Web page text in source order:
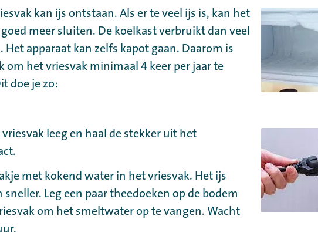
kan ijs ontstaan. Als er te veel ijs is, kan het
meer sluiten. De koelkast verbruikt dan veel
Het apparaat kan zelfs kapot gaan. Daarom is
om het vriesvak minimaal 4 keer per jaar te
doe je zo:
leeg en haal de stekker uit het
met kokend water in het vriesvak. Het ijs
sneller. Leg een paar theedoeken op de bodem
om het smeltwater op te vangen. Wacht